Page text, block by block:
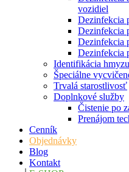
vozidiel
Dezinfekcia
Dezinfekcia
Dezinfekcia
Dezinfekcia
Identifikácia hmyzu
Špeciálne
Trvalá starostlivosť
Doplnkové služby
Čistenie po
Prenájom
Cenník
Objednávky
Blog
Kontakt